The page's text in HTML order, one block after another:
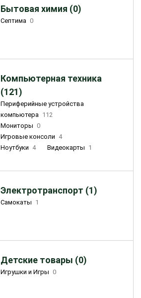
Бытовая химия (0)
Септима 0
Компьютерная техника
(121)
Периферийные устройства
компьютера 112
Мониторы 0
Игровые консоли 4
Ноутбуки 4 Видеокарты 1
Электротранспорт (1)
Самокаты 1
Детские товары (0)
Игрушки и Игры 0